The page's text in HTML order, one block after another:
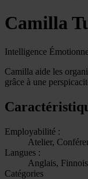
Camilla
Intelligence
Camilla aide les
grâce à une
Employabilité :
Atelier,
Langues :
Anglais, Finnois
Catégories